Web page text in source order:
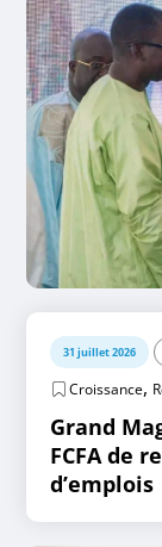
31 juillet 2026
Croissance,
Grand
FCFA de
d’emplois